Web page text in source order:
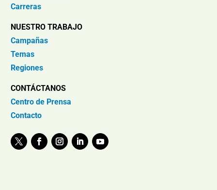
Carreras
NUESTRO TRABAJO
Campañas
Temas
Regiones
CONTÁCTANOS
Centro de Prensa
Contacto